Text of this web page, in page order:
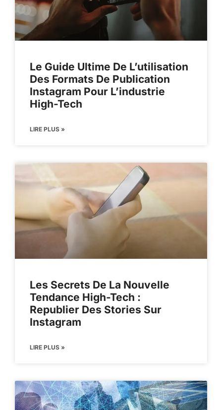
Le Guide Ultime De L’utilisation
Des Formats De Publication
Instagram Pour L’industrie
High-Tech
LIRE PLUS »
Les Secrets De La Nouvelle
Tendance High-Tech :
Republier Des Stories Sur
Instagram
LIRE PLUS »